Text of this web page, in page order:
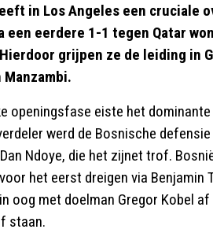
in Los Angeles een cruciale
een eerdere 1-1 tegen Qatar
grijpen ze de leiding in
openingsfase eiste het
werd de Bosnische
Ndoye, die het zijnet trof.
het eerst dreigen via Benjamin
oog met doelman Gregor Kobel
staan.